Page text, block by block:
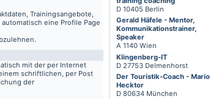
D 10405 Berlin
Gerald Häfele - Mentor,
Kommunikationstrainer,
Speaker
A 1140 Wien
Klingenberg-IT
D 27753 Delmenhorst
Der Touristik-Coach - Mario
Hecktor
D 80634 München
Trainingsangebote,
eine Profile Page
mit der per Internet
schriftlichen, per Post
der